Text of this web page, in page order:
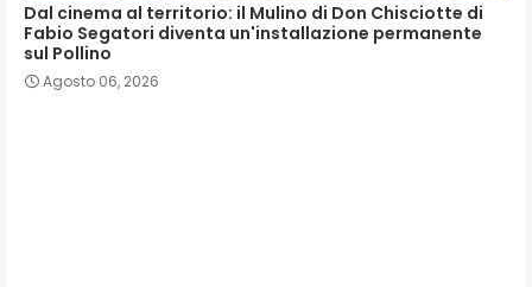
Dal cinema al territorio: il Mulino di Don Chisciotte di
Fabio Segatori diventa un'installazione permanente
sul Pollino
Agosto 06, 2026